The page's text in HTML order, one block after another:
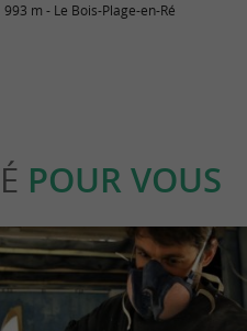
993 m - Le Bois-Plage-en-Ré
POUR VOUS